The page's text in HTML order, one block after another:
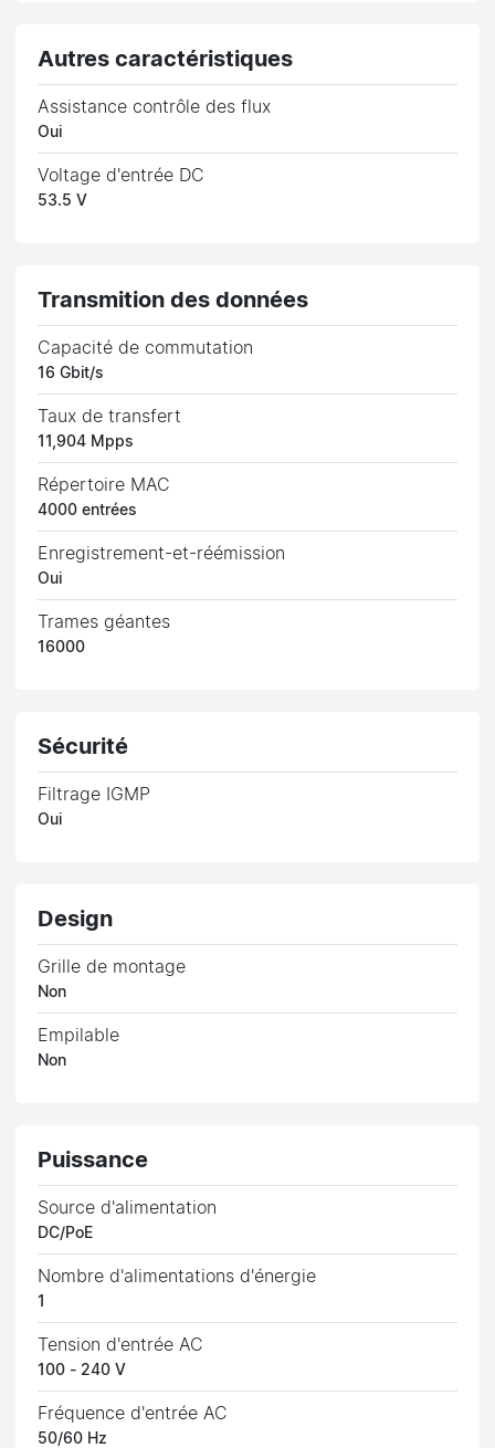
Autres caractéristiques
Assistance contrôle des flux
Oui
Voltage d'entrée DC
53.5 V
Transmition des données
Capacité de commutation
16 Gbit/s
Taux de transfert
11,904 Mpps
Répertoire MAC
4000 entrées
Enregistrement-et-réémission
Oui
Trames géantes
16000
Sécurité
Filtrage IGMP
Oui
Design
Grille de montage
Non
Empilable
Non
Puissance
Source d'alimentation
DC/PoE
Nombre d'alimentations d'énergie
1
Tension d'entrée AC
100 - 240 V
Fréquence d'entrée AC
50/60 Hz